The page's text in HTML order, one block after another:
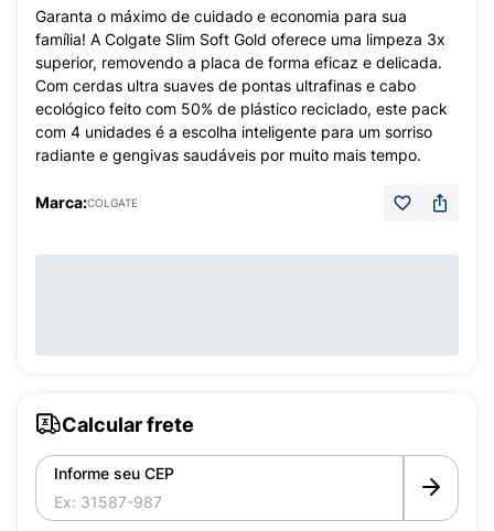
Garanta o máximo de cuidado e economia para sua
família! A Colgate Slim Soft Gold oferece uma limpeza 3x
superior, removendo a placa de forma eficaz e delicada.
Com cerdas ultra suaves de pontas ultrafinas e cabo
ecológico feito com 50% de plástico reciclado, este pack
com 4 unidades é a escolha inteligente para um sorriso
radiante e gengivas saudáveis por muito mais tempo.
Marca:COLGATE
Calcular frete
Informe seu CEP